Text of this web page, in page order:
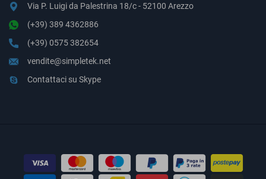
Via P. Luigi da Palestrina 18/c - 52100 Arezzo
(+39) 389 4362886
(+39) 0575 382654
vendite@simpletek.net
Contattaci su Skype